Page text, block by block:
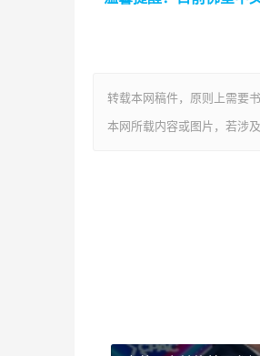
转载本网稿件，原则上需要
本网所载内容或图片，若涉